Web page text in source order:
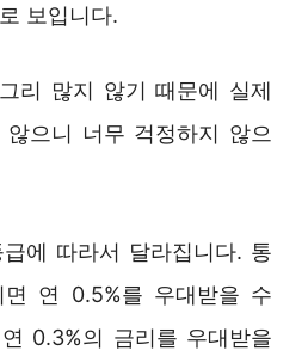
보입니다.
리 많지 않기 때문에 실제
으니 너무 걱정하지 않으
에 따라서 달라집니다. 통
면 연 0.5%를 우대받을 수
0.3%의 금리를 우대받을